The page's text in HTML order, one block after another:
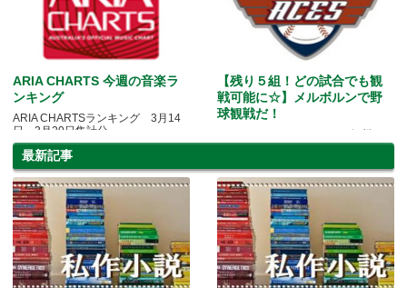
ARIA CHARTS 今週の音楽ラ
ンキング
ARIA CHARTSランキング 3月14
日～3月20日集計分
【残り５組！どの試合でも観
戦可能に☆】メルボルンで野
球観戦だ！
ケットプレゼント！
最新記事